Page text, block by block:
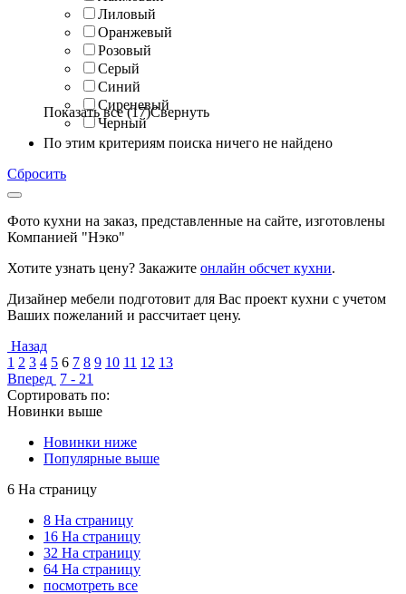
Лиловый
Оранжевый
Розовый
Серый
Синий
Сиреневый
Черный
Показать все (17)Свернуть
По этим критериям поиска ничего не найдено
Сбросить
Фото кухни на заказ, представленные на сайте, изготовлены
Компанией "Нэко"
Хотите узнать цену? Закажите онлайн обсчет кухни.
Дизайнер мебели подготовит для Вас проект кухни с учетом
Ваших пожеланий и рассчитает цену.
Назад
1 2 3 4 5 6 7 8 9 10 11 12 13
Вперед 7 - 21
Сортировать по:
Новинки выше
Новинки ниже
Популярные выше
6 На страницу
8 На страницу
16 На страницу
32 На страницу
64 На страницу
посмотреть все